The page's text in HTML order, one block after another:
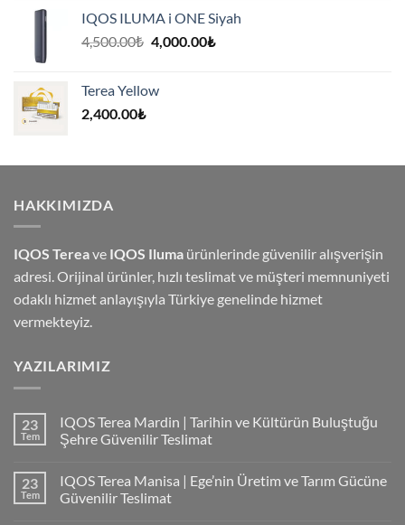
IQOS ILUMA i ONE Siyah
4,500.00₺ Orijinal
4,000.00₺Şu
Terea Yellow
2,400.00₺
HAKKIMIZDA
IQOS Tereave IQOS Iluma ürünlerinde güvenilir alışverişin
adresi. Orijinal ürünler, hızlı teslimat ve müşteri memnuniyeti
odaklı hizmet anlayışıyla Türkiye genelinde hizmet
vermekteyiz.
YAZILARIMIZ
23
Tem
IQOS Terea Mardin | Tarihin ve Kültürün Buluştuğu
Şehre Güvenilir Teslimat
23
Tem
IQOS Terea Manisa | Ege’nin Üretim ve Tarım Gücüne
Güvenilir Teslimat